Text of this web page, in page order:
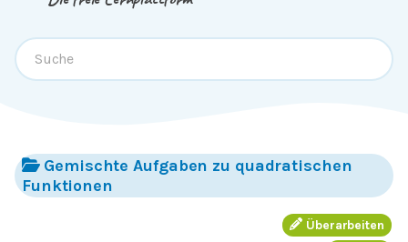
Gemischte Aufgaben zu quadratischen
Funktionen
Überarbeiten